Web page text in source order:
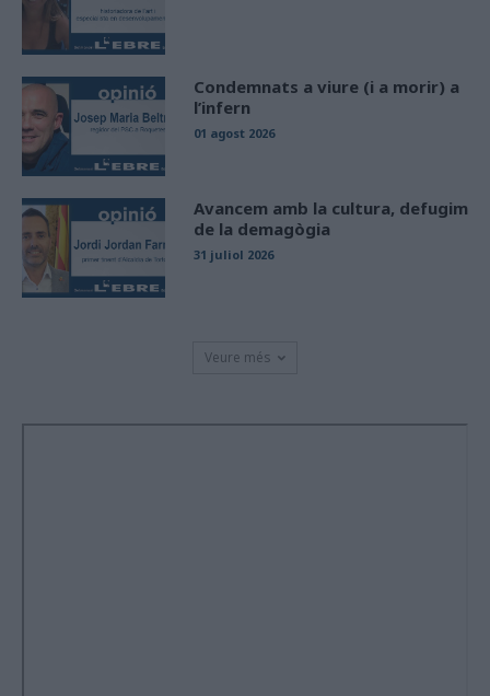
Condemnats a viure (i a morir) a
l’infern
01 agost 2026
Avancem amb la cultura, defugim
de la demagògia
31 juliol 2026
Veure més